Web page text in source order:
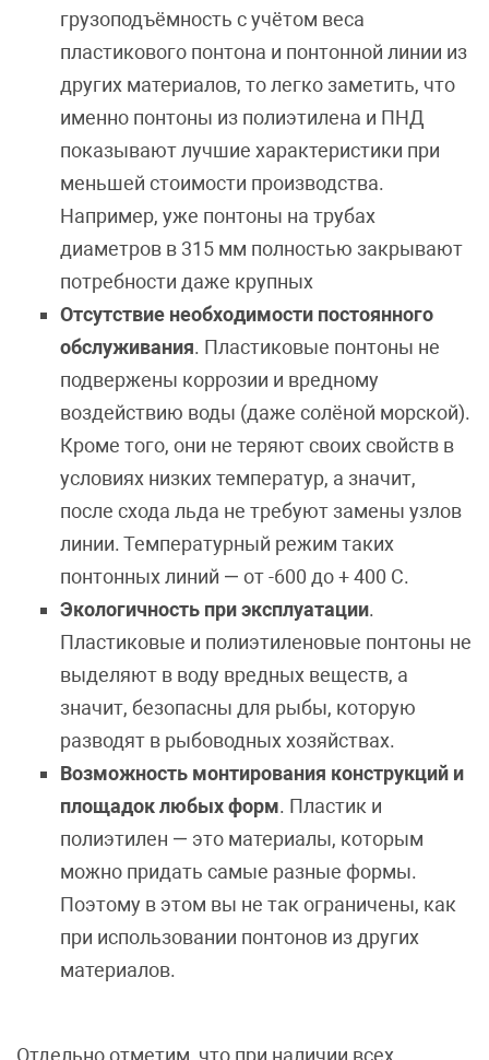
грузоподъёмность с учётом веса
пластикового понтона и понтонной линии из
других материалов, то легко заметить, что
именно понтоны из полиэтилена и ПНД
показывают лучшие характеристики при
меньшей стоимости производства.
Например, уже понтоны на трубах
диаметров в 315 мм полностью закрывают
потребности даже крупных
Отсутствие необходимости постоянного
обслуживания. Пластиковые понтоны не
подвержены коррозии и вредному
воздействию воды (даже солёной морской).
Кроме того, они не теряют своих свойств в
условиях низких температур, а значит,
после схода льда не требуют замены узлов
линии. Температурный режим таких
понтонных линий — от -600 до + 400 С.
Экологичность при эксплуатации.
Пластиковые и полиэтиленовые понтоны не
выделяют в воду вредных веществ, а
значит, безопасны для рыбы, которую
разводят в рыбоводных хозяйствах.
Возможность монтирования конструкций и
площадок любых форм. Пластик и
полиэтилен — это материалы, которым
можно придать самые разные формы.
Поэтому в этом вы не так ограничены, как
при использовании понтонов из других
материалов.
Отдельно отметим, что при наличии всех